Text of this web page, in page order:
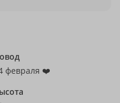
февраля ❤️